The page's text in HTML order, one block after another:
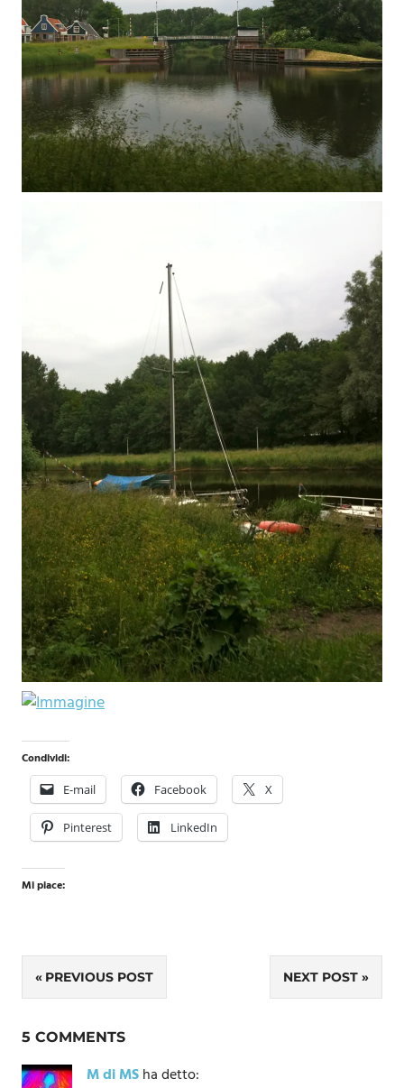
Condividi:
E-mail Facebook X
Pinterest LinkedIn
Mi piace:
Navigazione
articoli
PREVIOUS POST NEXT POST
5 COMMENTS
M di MSha detto: